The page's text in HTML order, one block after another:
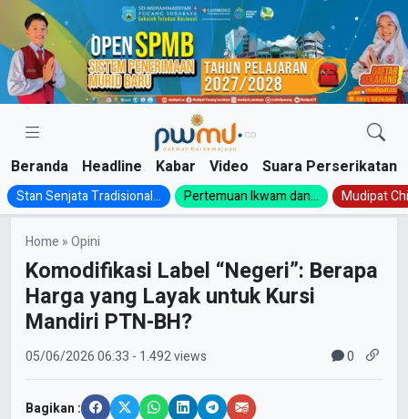
Skip
content
Beranda Headline Kabar Video Suara Perserikatan
Stan Senjata Tradisional... Pertemuan Ikwam dan... Mudipat
Home »Opini
Komodifikasi Label “Negeri”: Berapa
Harga yang Layak untuk Kursi
Mandiri PTN-BH?
05/06/202606:33 - 1.492 views 0
Bagikan :